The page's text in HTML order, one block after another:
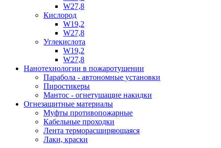
W27,8
Кислород
W19,2
W27,8
Углекислота
W19,2
W27,8
Нанотехнологии в пожаротушении
Парабола - автономные установки
Пиростикеры
Мантос - огнетушащие накидки
Огнезащитные материалы
Муфты противопожарные
Кабельные проходки
Лента терморасширяющаяся
Лаки, краски